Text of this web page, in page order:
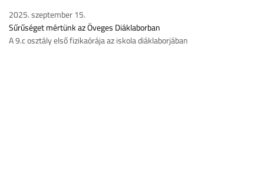
2025. szeptember 15.
Sűrűséget mértünk az Öveges Diáklaborban
A 9.c osztály első fizikaórája az iskola diáklaborjában